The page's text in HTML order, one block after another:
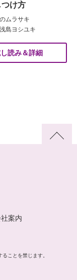
け方
ムラサキ
島ヨシユキ
読み＆詳細
案内
ことを禁じます。